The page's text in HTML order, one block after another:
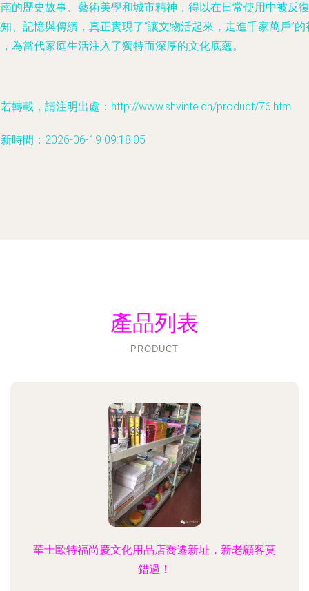
的歷史故事、藝術美學和城市精神，得以在日常使用中被反復
、記憶與傳續，真正實現了“讓文物活起來，走進千家萬戶”的
為當代家庭生活注入了獨特而深厚的文化底蘊。
轉載，請注明出處：http://www.shvinte.cn/product/76.html
時間：2026-06-19 09:18:05
產品列表
PRODUCT
華士歐特福尚慶文化用品店喬遷新址，新老顧客莫
錯過！